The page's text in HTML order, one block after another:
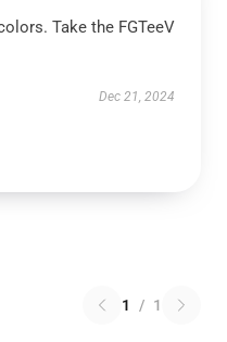
Take the FGTeeV
Dec 21, 2024
1 / 1